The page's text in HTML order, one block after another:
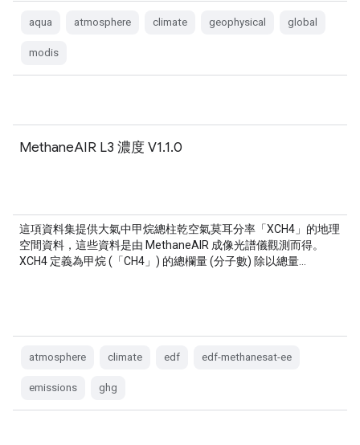
aqua atmosphere climate geophysical global
modis
MethaneAIR L3 濃度 V1.1.0
這項資料集提供大氣中甲烷總柱乾空氣莫耳分率「XCH4」的地理
空間資料，這些資料是由 MethaneAIR 成像光譜儀觀測而得。
XCH4 定義為甲烷 (「CH4」) 的總欄量 (分子數) 除以總量…
atmosphere climate edf edf-methanesat-ee
emissions ghg